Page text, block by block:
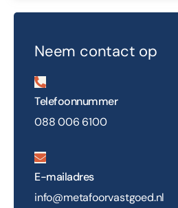
Neem contact op
Telefoonnummer
088 006 6100
E-mailadres
info@metafoorvastgoed.nl